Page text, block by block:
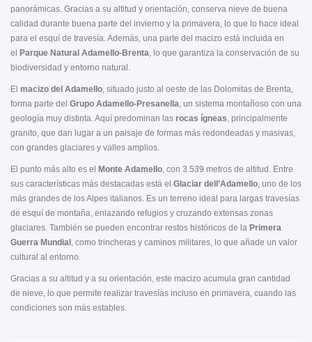
panorámicas. Gracias a su altitud y orientación, conserva nieve de buena
calidad durante buena parte del invierno y la primavera, lo que lo hace ideal
para el esquí de travesía. Además, una parte del macizo está incluida en
el
Parque Natural Adamello-Brenta, lo que garantiza la conservación de su
biodiversidad y entorno natural.
El macizo del Adamello, situado justo al oeste de las Dolomitas de Brenta,
forma parte del Grupo Adamello-Presanella, un sistema montañoso con una
geología muy distinta. Aquí predominan las rocas ígneas, principalmente
granito, que dan lugar a un paisaje de formas más redondeadas y masivas,
con grandes glaciares y valles amplios.
El punto más alto es el Monte Adamello, con 3.539 metros de altitud. Entre
sus características más destacadas está el Glaciar dell’Adamello, uno de los
más grandes de los Alpes italianos. Es un terreno ideal para largas travesías
de esquí de montaña, enlazando refugios y cruzando extensas zonas
glaciares. También se pueden encontrar restos históricos de la Primera
Guerra Mundial , como trincheras y caminos militares, lo que añade un valor
cultural al entorno.
Gracias a su altitud y a su orientación, este macizo acumula gran cantidad
de nieve, lo que permite realizar travesías incluso en primavera, cuando las
condiciones son más estables.